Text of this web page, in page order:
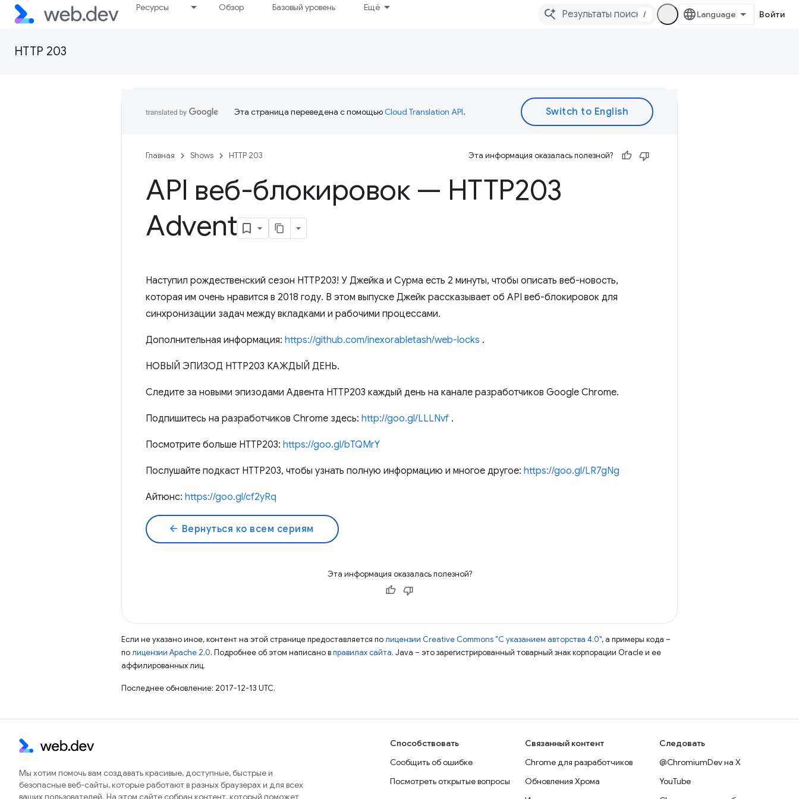
Ресурсы Обзор Базовый уровень Ещё
/ Войти
HTTP 203
Эта страница переведена с помощьюCloud Translation API.
Главная Shows HTTP 203 Эта информация оказалась полезной?
API веб-блокировок — HTTP203
Advent
Наступил рождественский сезон HTTP203! У Джейка и Сурма есть 2 минуты, чтобы описать веб-новость,
которая им очень нравится в 2018 году. В этом выпуске Джейк рассказывает об API веб-блокировок для
синхронизации задач между вкладками и рабочими процессами.
Дополнительная информация: https://github.com/inexorabletash/web-locks .
НОВЫЙ ЭПИЗОД HTTP203 КАЖДЫЙ ДЕНЬ.
Следите за новыми эпизодами Адвента HTTP203 каждый день на канале разработчиков Google Chrome.
Подпишитесь на разработчиков Chrome здесь: http://goo.gl/LLLNvf .
Посмотрите больше HTTP203: https://goo.gl/bTQMrY
Послушайте подкаст HTTP203, чтобы узнать полную информацию и многое другое: https://goo.gl/LR7gNg
Айтюнс: https://goo.gl/cf2yRq
arrow_back Вернуться ко всем сериям
Эта информация оказалась полезной?
Если не указано иное, контент на этой странице предоставляется полицензии Creative Commons "С указанием авторства 4.0", а примеры кода –
полицензии Apache 2.0. Подробнее об этом написано вправилах сайта. Java – это зарегистрированный товарный знак корпорации Oracle и ее
аффилированных лиц.
Последнее обновление: 2017-12-13 UTC.
Мы хотим помочь вам создавать красивые, доступные, быстрые и
безопасные веб-сайты, которые работают в разных браузерах и для всех
ваших пользователей. На этом сайте собран контент, который поможет
Способствовать
Сообщить об ошибке
Посмотреть открытые вопросы
Связанный контент
Chrome для разработчиков
Обновления Хрома
Следовать
@ChromiumDev на X
YouTube